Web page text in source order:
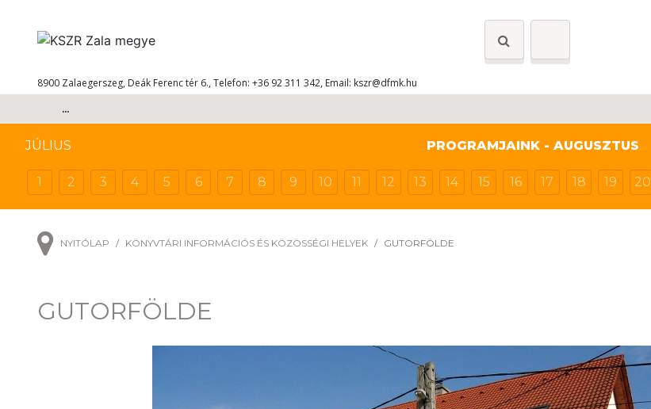
8900 Zalaegerszeg, Deák Ferenc tér 6., Telefon: +36 92 311 342, Email: kszr@dfmk.hu
...
JÚLIUS PROGRAMJAINK - AUGUSZTUS
1 2 3 4 5 6 7 8 9 10 11 12 13 14 15 16 17 18 19 20
NYITÓLAP KÖNYVTÁRI INFORMÁCIÓS ÉS KÖZÖSSÉGI HELYEK GUTORFÖLDE
GUTORFÖLDE